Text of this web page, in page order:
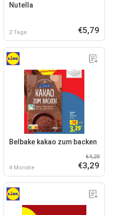
Nutella
2 Tage €5,79
Belbake kakao zum backen
4 Monate
€4,29
€3,29